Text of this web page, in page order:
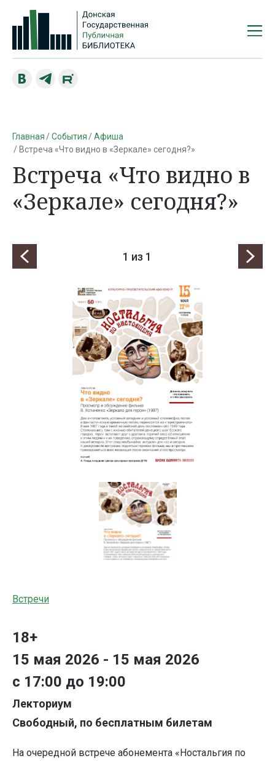
Главная События
Афиша
Встреча «Что видно в «Зеркале» сегодня?»
Встреча «Что видно в
«Зеркале» сегодня?»
1 из 1
Встречи
18+
15 мая 2026 - 15 мая 2026
с 17:00 до 19:00
Лекториум
Свободный, по бесплатным билетам
На очередной встрече абонемента «Ностальгия по